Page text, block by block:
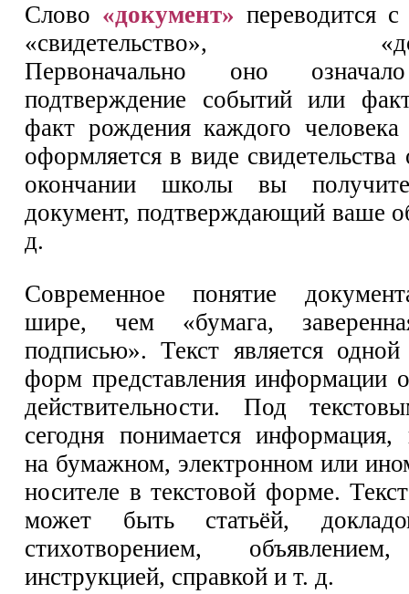
Слово «документ» переводится с
«свидетельство»,
Первоначально оно
подтверждение событий или
факт рождения каждого человека
оформляется в виде
окончании школы вы
документ, подтверждающий ваше
д.
Современное понятие
шире, чем «бумага,
подписью». Текст является
форм представления информации
действительности. Под
сегодня понимается информация,
на бумажном, электронном или
носителе в текстовой форме.
может быть статьёй,
стихотворением,
инструкцией, справкой и т. д.